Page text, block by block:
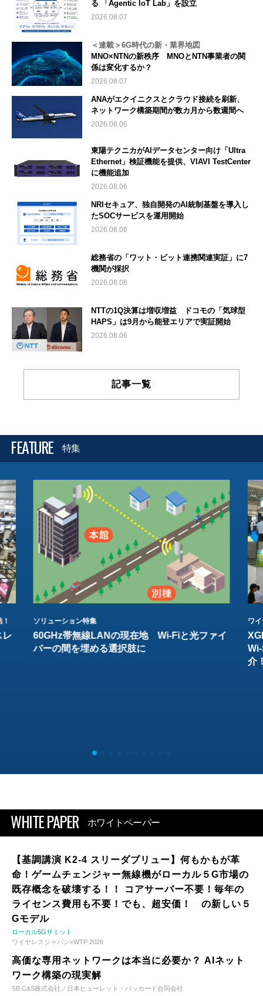
る 「Agentic IoT Lab」を設立
2026.08.07
＜連載＞6G時代の新・業界地図
MNO×NTNの新秩序 MNOとNTN事業者の関
係は変化するか？
2026.08.07
ANAがエクイニクスとクラウド接続を刷新、
ネットワーク構築期間が数カ月から数週間へ
2026.08.06
東陽テクニカがAIデータセンター向け「Ultra
Ethernet」検証機能を提供、VIAVI TestCenter
に機能追加
2026.08.06
NRIセキュア、独自開発のAI統制基盤を導入し
たSOCサービスを運用開始
2026.08.06
総務省の「ワット・ビット連携関連実証」に7
機関が採択
2026.08.06
NTTの1Q決算は増収増益 ドコモの「気球型
HAPS」は9月から能登エリアで実証開始
2026.08.06
記事一覧
FEATURE 特集
レ
ソリューション特集
60GHz帯無線LANの現在地 Wi-Fiと光ファイ
バーの間を埋める選択肢に
ワ
介
WHITE PAPER ホワイトペーパー
【基調講演 K2-4 スリーダブリュー】何もかもが革
命！ゲームチェンジャー無線機がローカル５G市場の
既存概念を破壊する！！ コアサーバー不要！毎年の
ライセンス費用も不要！でも、超安価！ の新しい５
Gモデル
ローカル5Gサミット
ワイヤレスジャパン×WTP 2026
高価な専用ネットワークは本当に必要か？ AIネット
ワーク構築の現実解
SB C&S株式会社／日本ヒューレット・パッカード合同会社